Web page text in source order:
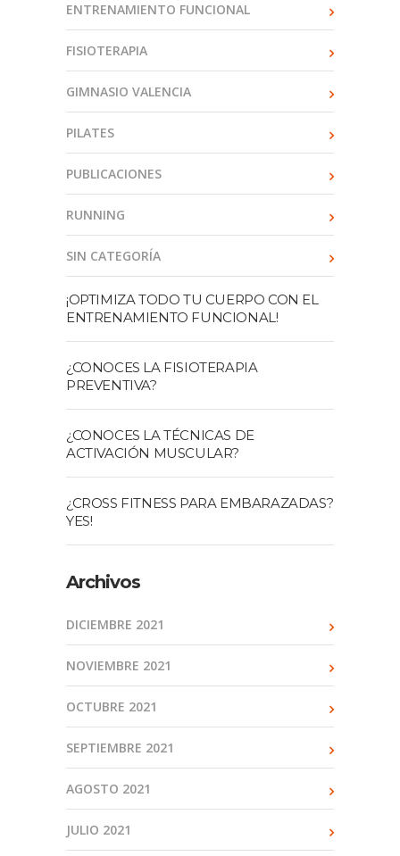
ENTRENAMIENTO FUNCIONAL
FISIOTERAPIA
GIMNASIO VALENCIA
PILATES
PUBLICACIONES
RUNNING
SIN CATEGORÍA
¡OPTIMIZA TODO TU CUERPO CON EL
ENTRENAMIENTO FUNCIONAL!
¿CONOCES LA FISIOTERAPIA
PREVENTIVA?
¿CONOCES LA TÉCNICAS DE
ACTIVACIÓN MUSCULAR?
¿CROSS FITNESS PARA EMBARAZADAS?
YES!
Archivos
DICIEMBRE 2021
NOVIEMBRE 2021
OCTUBRE 2021
SEPTIEMBRE 2021
AGOSTO 2021
JULIO 2021